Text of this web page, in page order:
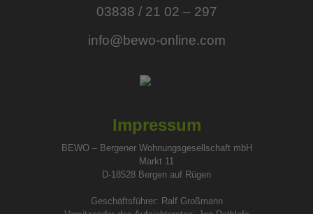
Impressum
BEWO – Bergener Wohnungsgesellschaft mbH
Markt 11
D-18528 Bergen auf Rügen
Geschäftsführer: Ralf Großmann
03838 / 21 02 – 297
info@bewo-online.com